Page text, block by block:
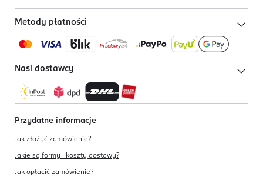
Metody płatności
Nasi dostawcy
Przydatne informacje
Jak złożyć zamówienie?
Jakie są formy i koszty dostawy?
Jak opłacić zamówienie?